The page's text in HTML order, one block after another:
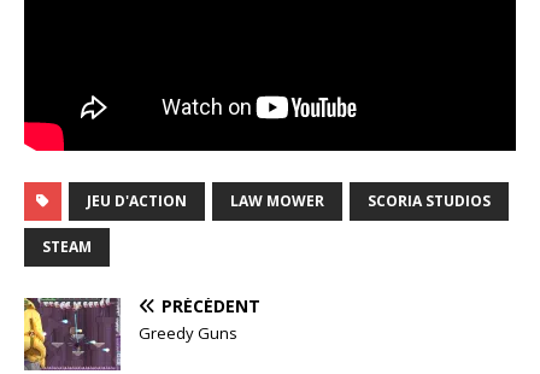
JEU D'ACTION LAW MOWER SCORIA STUDIOS
STEAM
PRÉCÉDENT
Greedy Guns